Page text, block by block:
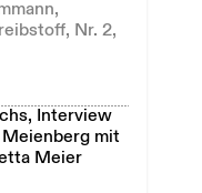
Nr. 2,
Interview
Meienberg mit
Meier